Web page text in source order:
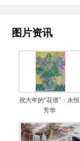
图片资讯
祝大年的“花谱”：永恒
芳华